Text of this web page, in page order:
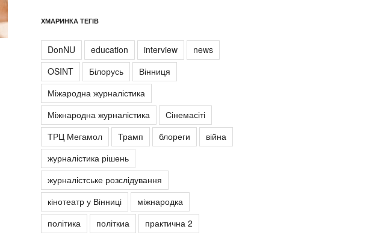
ХМАРИНКА ТЕГІВ
DonNU education interview
news
OSINT
Білорусь
Вінниця
Міжародна журналістика
Міжнародна журналістика
Сінемасіті
ТРЦ Мегамол
Трамп блореги
війна
журналістика рішень
журналістське розслідування
кінотеатр у Вінниці
міжнародка
політика
політкиа
практична 2